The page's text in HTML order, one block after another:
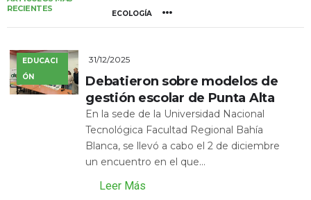
RECIENTES
ECOLOGÍA
EDUCACI
ÓN
31/12/2025
Debatieron sobre modelos de
gestión escolar de Punta Alta
En la sede de la Universidad Nacional
Tecnológica Facultad Regional Bahía
Blanca, se llevó a cabo el 2 de diciembre
un encuentro en el que...
Leer Más